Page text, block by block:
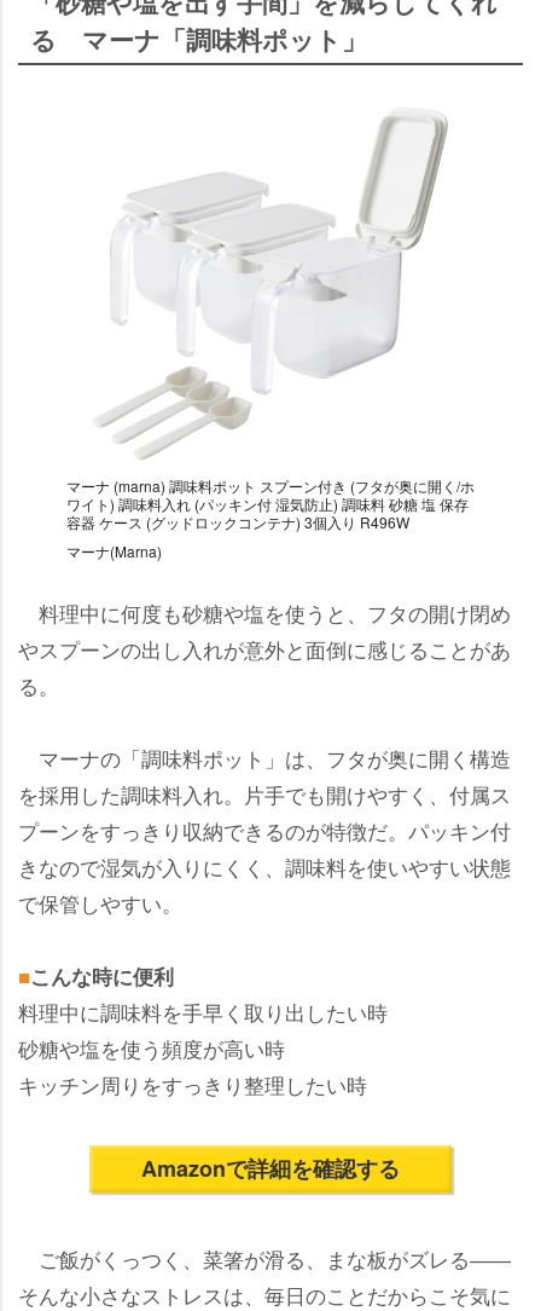
る マーナ「調味料ポット」
マーナ (marna) 調味料ポット スプーン付き (フタが奥に開く/ホ
ワイト) 調味料入れ (パッキン付 湿気防止) 調味料 砂糖 塩 保存
容器 ケース (グッドロックコンテナ) 3個入り R496W
マーナ(Marna)
料理中に何度も砂糖や塩を使うと、フタの開け閉め
スプーンの出し入れが意外と面倒に感じることがあ
る。
マーナの「調味料ポット」は、フタが奥に開く構造
を採用した調味料入れ。片手でも開けやすく、付属ス
プーンをすっきり収納できるのが特徴だ。パッキン付
きなので湿気が入りにくく、調味料を使いやすい状態
で保管しやすい。
■こんな時に便利
料理中に調味料を手早く取り出したい時
砂糖や塩を使う頻度が高い時
キッチン周りをすっきり整理したい時
Amazonで詳細を確認する
ご飯がくっつく、菜箸が滑る、まな板がズレる――
そんな小さなストレスは、毎日のことだからこそ気に